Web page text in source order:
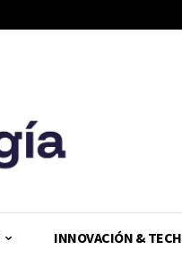
INNOVACIÓN & TECH